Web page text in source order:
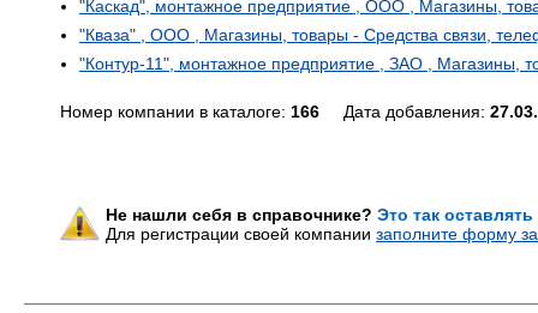
"Каскад", монтажное предприятие , ООО , Магазины,
"Кваза" , ООО , Магазины, товары - Средства связи,
"Контур-11", монтажное предприятие , ЗАО , Магазины,
Номер компании в каталоге: 166 Дата добавления:
Не нашли себя в справочнике? Это так оставлять
Для регистрации своей компании заполните форму